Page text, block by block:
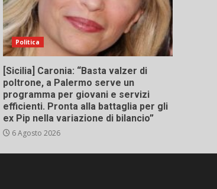
Politica
[Sicilia] Caronia: “Basta valzer di
poltrone, a Palermo serve un
programma per giovani e servizi
efficienti. Pronta alla battaglia per gli
ex Pip nella variazione di bilancio”
6 Agosto 2026